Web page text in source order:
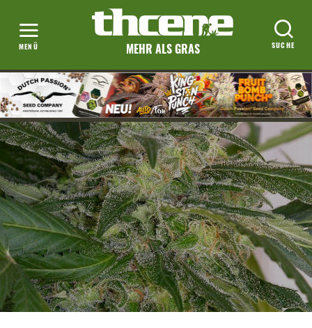
MEHR ALS GRAS